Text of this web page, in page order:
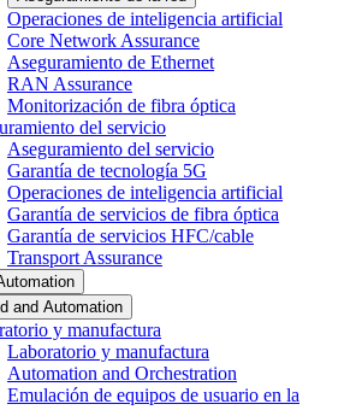
Operaciones de inteligencia artificial
Core Network Assurance
Aseguramiento de Ethernet
RAN Assurance
Monitorización de fibra óptica
del servicio
Aseguramiento del servicio
Garantía de tecnología 5G
Operaciones de inteligencia artificial
Garantía de servicios de fibra óptica
Garantía de servicios HFC/cable
Transport Assurance
and Automation
y manufactura
Laboratorio y manufactura
Automation and Orchestration
Emulación de equipos de usuario en la